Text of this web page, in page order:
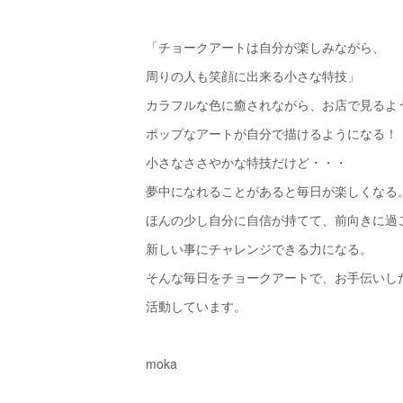
「チョークアートは自分が楽しみながら、
周りの人も笑顔に出来る小さな特技」
カラフルな色に癒されながら、お店で見るよ
ポップなアートが自分で描けるようになる！
小さなささやかな特技だけど・・・
夢中になれることがあると毎日が楽しくなる。
ほんの少し自分に自信が持てて、前向きに過
新しい事にチャレンジできる力になる。
そんな毎日をチョークアートで、お手伝いし
活動しています。
moka